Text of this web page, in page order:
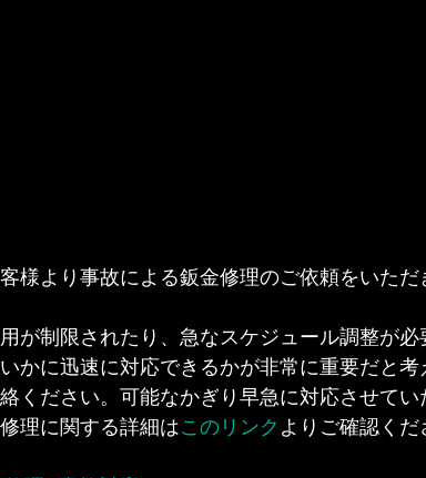
様より事故による鈑金修理のご依頼をいた
が制限されたり、急なスケジュール調整が
かに迅速に対応できるかが非常に重要だと
ください。可能なかぎり早急に対応させてい
理に関する詳細はこのリンク よりご確認くだ